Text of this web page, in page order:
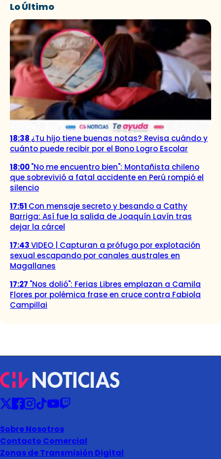
Lo Último
18:38 ¿Tu hijo tiene buenas notas? Revisa cuándo y
cuánto puede recibir por el Bono Logro Escolar
18:00"No me encuentro bien": Montañista chileno
que sobrevivió a fatal accidente en Perú rompió el
silencio
17:51 Con mensaje secreto y besando a Cathy
Barriga: Así fue la salida de Joaquín Lavín tras
dejar la cárcel
17:43VIDEO | Capturan a prófugo por explotación
sexual escapando por canales australes en
Magallanes
17:27 "Nos dolió": Ferias Libres emplazan a Camila
Flores por polémica frase en cruce contra Fabiola
Campillai
Sobre Nosotros
Contacto Comercial
Zonas de Transmisión Digital